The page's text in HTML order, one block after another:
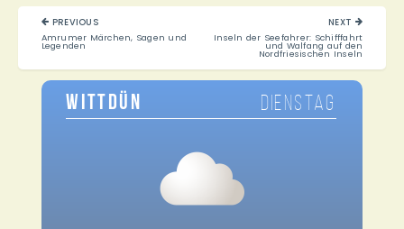
Beitragsnavigation
PREVIOUS
PREVIOUS
POST:
Amrumer Märchen, Sagen und
Legenden
NEXT
NEXT
POST:
Inseln der Seefahrer: Schifffahrt
und Walfang auf den
Nordfriesischen Inseln
WITTDÜN DIENSTAG